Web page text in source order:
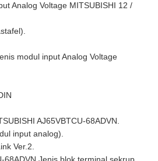
Analog Voltage MITSUBISHI 12 /
modul input Analog Voltage
AJ65VBTCU-68ADVN.
input analog).
Ver.2.